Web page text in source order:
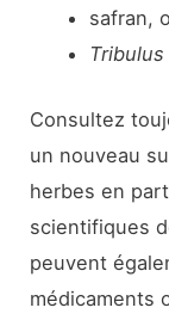
safran,
Consultez
un nouveau
herbes en
scientifiques
peuvent
médicaments